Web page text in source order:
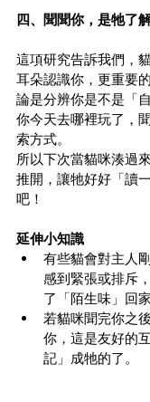
四、聞聞你，是牠了
這項研究告訴我們，
耳朵認識你，更重要
論是分辨你是不是「
你今天去哪裡玩了，
索方式。
所以下次當貓咪湊過
推開，讓牠好好「讀
吧！
延伸小知識
有些貓會對主人
感到緊張或排斥
了「陌生味」回家
若貓咪聞完你之
你，這是友好的
記」成牠的了。